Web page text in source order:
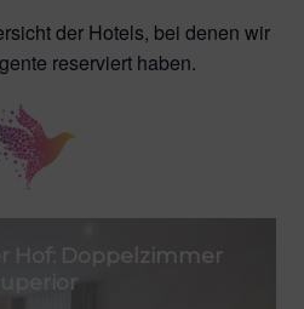
der Hotels, bei denen wir
reserviert haben.
Hof: Doppelzimmer
Superior